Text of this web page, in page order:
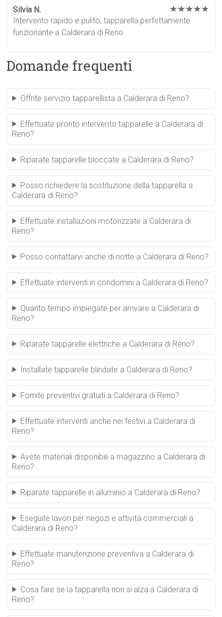
Silvia N. ★★★★★
Intervento rapido e pulito, tapparella perfettamente
funzionante a Calderara di Reno.
Domande frequenti
Offrite servizio tapparellista a Calderara di Reno?
Effettuate pronto intervento tapparelle a Calderara di
Reno?
Riparate tapparelle bloccate a Calderara di Reno?
Posso richiedere la sostituzione della tapparella a
Calderara di Reno?
Effettuate installazioni motorizzate a Calderara di
Reno?
Posso contattarvi anche di notte a Calderara di Reno?
Effettuate interventi in condomini a Calderara di Reno?
Quanto tempo impiegate per arrivare a Calderara di
Reno?
Riparate tapparelle elettriche a Calderara di Reno?
Installate tapparelle blindate a Calderara di Reno?
Fornite preventivi gratuiti a Calderara di Reno?
Effettuate interventi anche nei festivi a Calderara di
Reno?
Avete materiali disponibili a magazzino a Calderara di
Reno?
Riparate tapparelle in alluminio a Calderara di Reno?
Eseguite lavori per negozi e attività commerciali a
Calderara di Reno?
Effettuate manutenzione preventiva a Calderara di
Reno?
Cosa fare se la tapparella non si alza a Calderara di
Reno?